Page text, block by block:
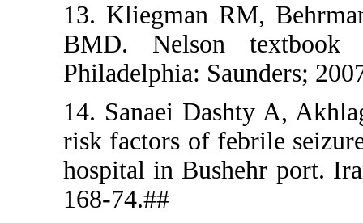
13.
BMD.
14.
risk
hospital in